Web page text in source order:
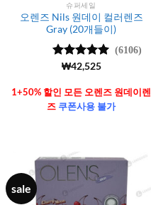
슈퍼세일
오렌즈 Nils 원데이 컬러렌즈
Gray (20개들이)
5 중에서
가됨
(6106)
₩42,525
1+50% 할인 모든 오렌즈 원데이렌
즈 쿠폰사용 불가
sale